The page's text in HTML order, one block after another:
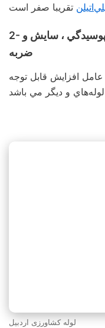
پوسيدگي ، سايش و
ضربه
افزايش قابل توجه
لوله کشاورزی اردبیل